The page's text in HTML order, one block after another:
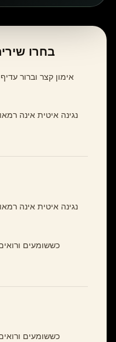
בחרו
אימון קצר וברור
נגינה איטית אינה
נגינה איטית אינה
כששומעים
כששומעים